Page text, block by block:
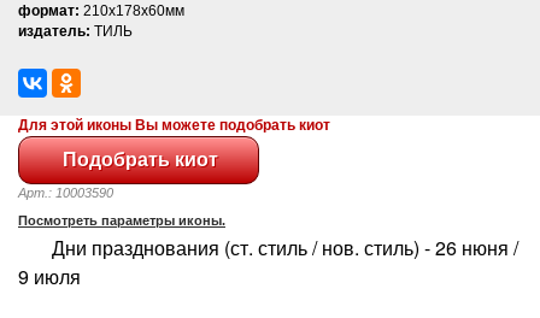
формат: 210x178x60мм
издатель: ТИЛЬ
Для этой иконы Вы можете подобрать киот
Арт.: 10003590
Посмотреть параметры иконы.
Дни празднования (ст. стиль / нов. стиль) - 26 нюня /
9 июля